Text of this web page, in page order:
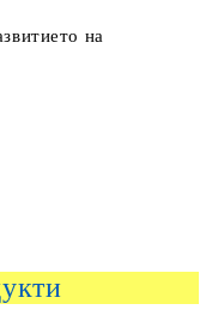
на